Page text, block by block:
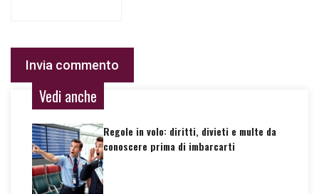
Vedi anche
Regole in volo: diritti, divieti e multe da
conoscere prima di imbarcarti